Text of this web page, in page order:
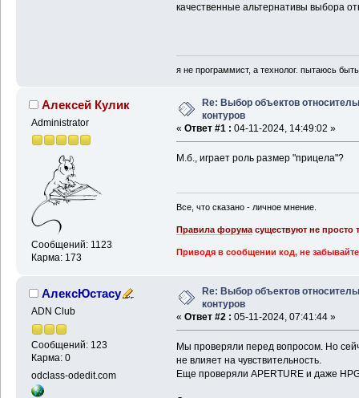
качественные альтернативы выбора
я не программист, а технолог. пытаюсь
Алексей Кулик
Administrator
Сообщений: 1123
Карма: 173
Re: Выбор объектов
контуров
« Ответ #1 : 04-11-2024, 14:49:02 »
М.б., играет роль размер "прицела"?
Все, что сказано - личное мнение.
Правила форумасуществуют не просто
Приводя в сообщении код, не
АлексЮстасу
ADN Club
Сообщений: 123
Карма: 0
odclass-odedit.com
Re: Выбор объектов
контуров
« Ответ #2 : 05-11-2024, 07:41:44 »
Мы проверяли перед вопросом. Но
не влияет на чувствительность.
Еще проверяли APERTURE и даже